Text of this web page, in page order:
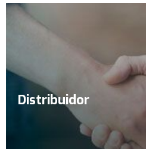
Distribuidor